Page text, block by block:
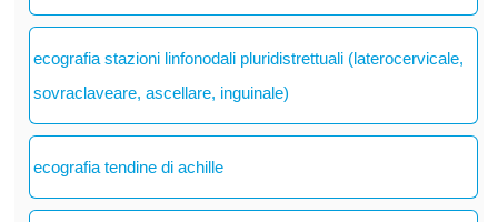
ecografia stazioni linfonodali pluridistrettuali (laterocervicale,
sovraclaveare, ascellare, inguinale)
ecografia tendine di achille